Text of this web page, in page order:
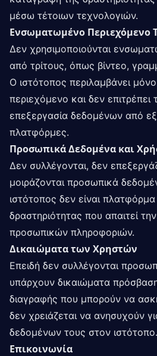
μέσω τέτοιων τεχνολογιών.
Ενσωματωμένο Περιεχόμενο
Δεν χρησιμοποιούνται
από τρίτους, όπως βίντεο,
Ο ιστότοπος περιλαμβάνει
περιεχόμενο και δεν
επεξεργασία δεδομένων από
πλατφόρμες.
Προσωπικά Δεδομένα και
Δεν συλλέγονται, δεν
μοιράζονται προσωπικά
ιστότοπος δεν είναι
δραστηριότητας που απαιτεί
προσωπικών πληροφοριών.
Δικαιώματα των Χρηστών
Επειδή δεν συλλέγονται
υπάρχουν δικαιώματα
διαγραφής που μπορούν να
δεν χρειάζεται να ανησυχούν
δεδομένων τους στον ιστότοπο.
Επικοινωνία